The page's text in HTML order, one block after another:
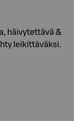
häivytettävä &
leikittäväksi.